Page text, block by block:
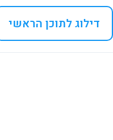
דילוג לתוכן הראשי